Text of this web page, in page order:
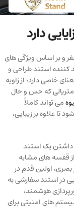
دارد
و بر اساس ویژگی های
استند طراحی و
خاصی دارد؛ از زاویه
متریالی که حس و حال
می تواند کاملاً
تا علاوه بر زیبایی،
داشتن یک استند
قفسه های مشابه
اولین قدم در
در استند سفارشی به
هوشمند،
های امنیتی برای